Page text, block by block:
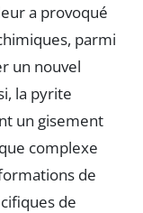
a provoqué
parmi
un nouvel
la pyrite
un gisement
complexe
de
de